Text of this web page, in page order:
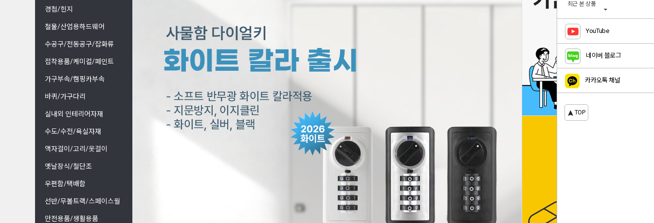
최근 본 상품
YouTube
네이버 블로그
카카오톡 채널
TOP
경첩/힌지
철물/산업용하드웨어
수공구/전동공구/잡화류
접착용품/케미컬/페인트
가구부속/캠핑카부속
바퀴/가구다리
실내외 인테리어자재
수도/수전/욕실자재
액자걸이/고리/옷걸이
옛날장식/철단조
우편함/택배함
선반/무볼트랙/스페이스월
안전용품/생활용품